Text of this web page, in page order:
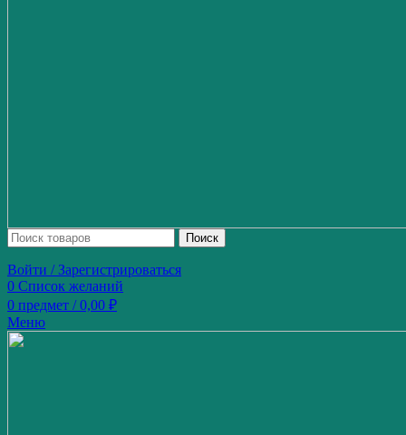
Поиск
Войти / Зарегистрироваться
0 Список желаний
0 предмет / 0,00 ₽
Меню